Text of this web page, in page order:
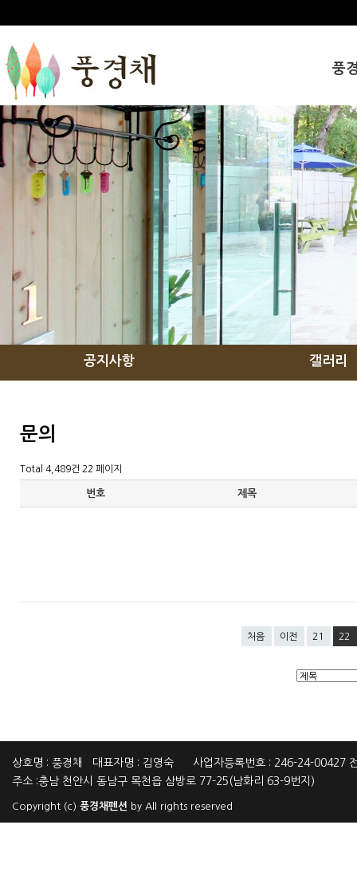
풍
인사
풍경
오시
공지사항 갤러리
문의
Total 4,489건 22 페이지
번호 제목
처음 이전 21 22
상호명 : 풍경채 대표자명 : 김영숙 사업자등록번호 : 246-24-00427
주소 :충남 천안시 동남구 목천읍 삼방로 77-25(남화리 63-9번지)
Copyright (c) 풍경채펜션 by All rights reserved